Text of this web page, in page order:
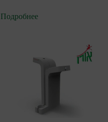
Подробнее